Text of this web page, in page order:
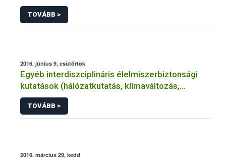
TOVÁBB >
2016. június 9, csütörtök
Egyéb interdiszciplináris élelmiszerbiztonsági
kutatások (hálózatkutatás, klímaváltozás,
járványtan) referencialistája
TOVÁBB >
2016. március 29, kedd